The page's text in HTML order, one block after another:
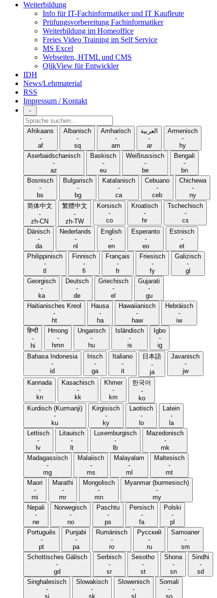
Weiterbildung
Info für IT-Fachinformatiker und IT Kaufleute
Prüfungsvorbereitung Fachinformatiker
Weiterbildung im Homeoffice
Freies Video Training im Self Service
MS Excel
Webseiten, HTML und CMS
QlikView für Entwickler
IDH
News/Lehrmaterial
RSS
Impressum / Kontakt
-
Sprache
suchen
Afrikaans
-
af
Albanisch
-
sq
Amharisch
-
am
العربية
-
ar
Armenisch
-
hy
Aserbaidschanisch
-
az
Baskisch
-
eu
Weißrussisch
-
be
Bengali
-
bn
Bosnisch
-
bs
Bulgarisch
-
bg
Katalanisch
-
ca
Cebuano
-
ceb
Chichewa
-
ny
简体中文
-
zh-CN
繁體中文
-
zh-TW
Korsisch
-
co
Kroatisch
-
hr
Tschechisch
-
cs
Dänisch
-
da
Nederlands
-
nl
English
-
en
Esperanto
-
eo
Estnisch
-
et
Philippinisch
-
tl
Finnisch
-
fi
Français
-
fr
Friesisch
-
fy
Galizisch
-
gl
Georgisch
-
ka
Deutsch
-
de
Griechisch
-
el
Gujarati
-
gu
Haitianisches Kreol
-
ht
Hausa
-
ha
Hawaiianisch
-
haw
Hebräisch
-
iw
हिन्दी
-
hi
Hmong
-
hmn
Ungarisch
-
hu
Isländisch
-
is
Igbo
-
ig
Bahasa Indonesia
-
id
Irisch
-
ga
Italiano
-
it
日本語
-
ja
Javanisch
-
jw
Kannada
-
kn
Kasachisch
-
kk
Khmer
-
km
한국어
-
ko
Kurdisch (Kurmanji)
-
ku
Kirgisisch
-
ky
Laotisch
-
lo
Latein
-
la
Lettisch
-
lv
Litauisch
-
lt
Luxemburgisch
-
lb
Mazedonisch
-
mk
Madagassisch
-
mg
Malaiisch
-
ms
Malayalam
-
ml
Maltesisch
-
mt
Maori
-
mi
Marathi
-
mr
Mongolisch
-
mn
Myanmar (burmesisch)
-
my
Nepali
-
ne
Norwegisch
-
no
Paschtu
-
ps
Persisch
-
fa
Polski
-
pl
Português
-
pt
Punjabi
-
pa
Rumänisch
-
ro
Русский
-
ru
Samoaner
-
sm
Schottisches Gälisch
-
gd
Serbisch
-
sr
Sesotho
-
st
Shona
-
sn
Sindhi
-
sd
Singhalesisch
-
si
Slowakisch
-
sk
Slowenisch
-
sl
Somali
-
so